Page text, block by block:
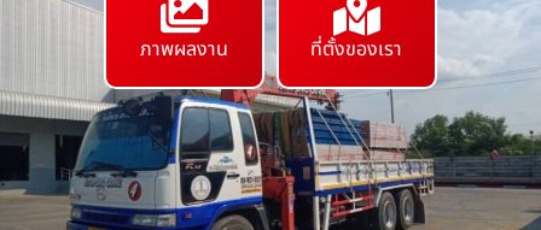
ภาพผลงาน ที่ตั้งของเรา